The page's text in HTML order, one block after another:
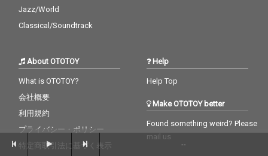
Jazz/World
Classical/Soundtrack
About OTOTOY
What is OTOTOY?
会社概要
利用規約
プライバシー・ポリシー
特定商取引法に基づく表示
Help
Help Top
Make OTOTOY better
Found something weird? Please
mail us
--